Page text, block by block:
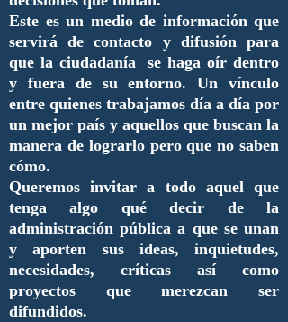
Este es un medio de información que
servirá de contacto y difusión para
que la ciudadanía se haga oír dentro
y fuera de su entorno. Un vínculo
entre quienes trabajamos día a día por
un mejor país y aquellos que buscan la
manera de lograrlo pero que no saben
cómo.
Queremos invitar a todo aquel que
tenga algo qué decir de la
administración pública a que se unan
y aporten sus ideas, inquietudes,
necesidades, críticas así como
proyectos que merezcan ser
difundidos.